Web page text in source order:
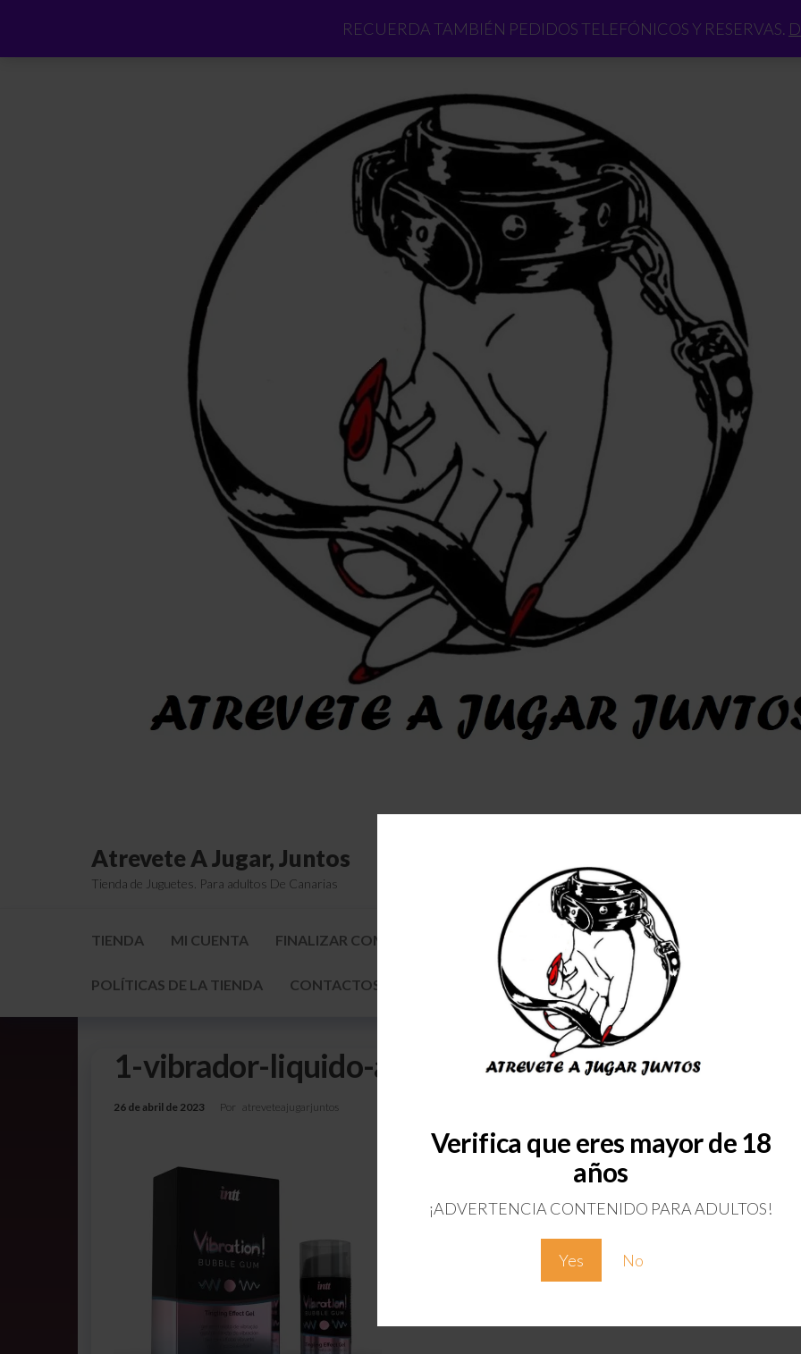
Verifica que eres mayor de 18
años
¡ADVERTENCIA CONTENIDO PARA ADULTOS!
Yes No
RECUERDA TAMBIÉN PEDIDOS TELEFÓNICOS Y RESERVAS.
Atrevete A Jugar, Juntos
Tienda de Juguetes. Para adultos De Canarias
TIENDA MI CUENTA FINALIZAR COMPRA QUIENES SOMOS COLABORADORES
POLÍTICAS DE LA TIENDA CONTACTOS Y CONSULTAS SERVICIOS
1-vibrador-liquido-aroma-chicle-de-fresa-15-ml
26 de abril de 2023 Por atreveteajugarjuntos